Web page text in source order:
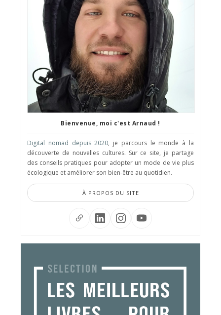
Bienvenue, moi c'est Arnaud !
Digital nomad depuis 2020, je parcours le monde à la
découverte de nouvelles cultures. Sur ce site, je partage
des conseils pratiques pour adopter un mode de vie plus
écologique et améliorer son bien-être au quotidien.
À PROPOS DU SITE